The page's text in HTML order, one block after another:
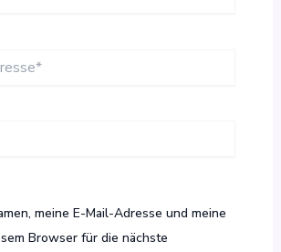
meine E-Mail-Adresse und meine
Browser für die nächste